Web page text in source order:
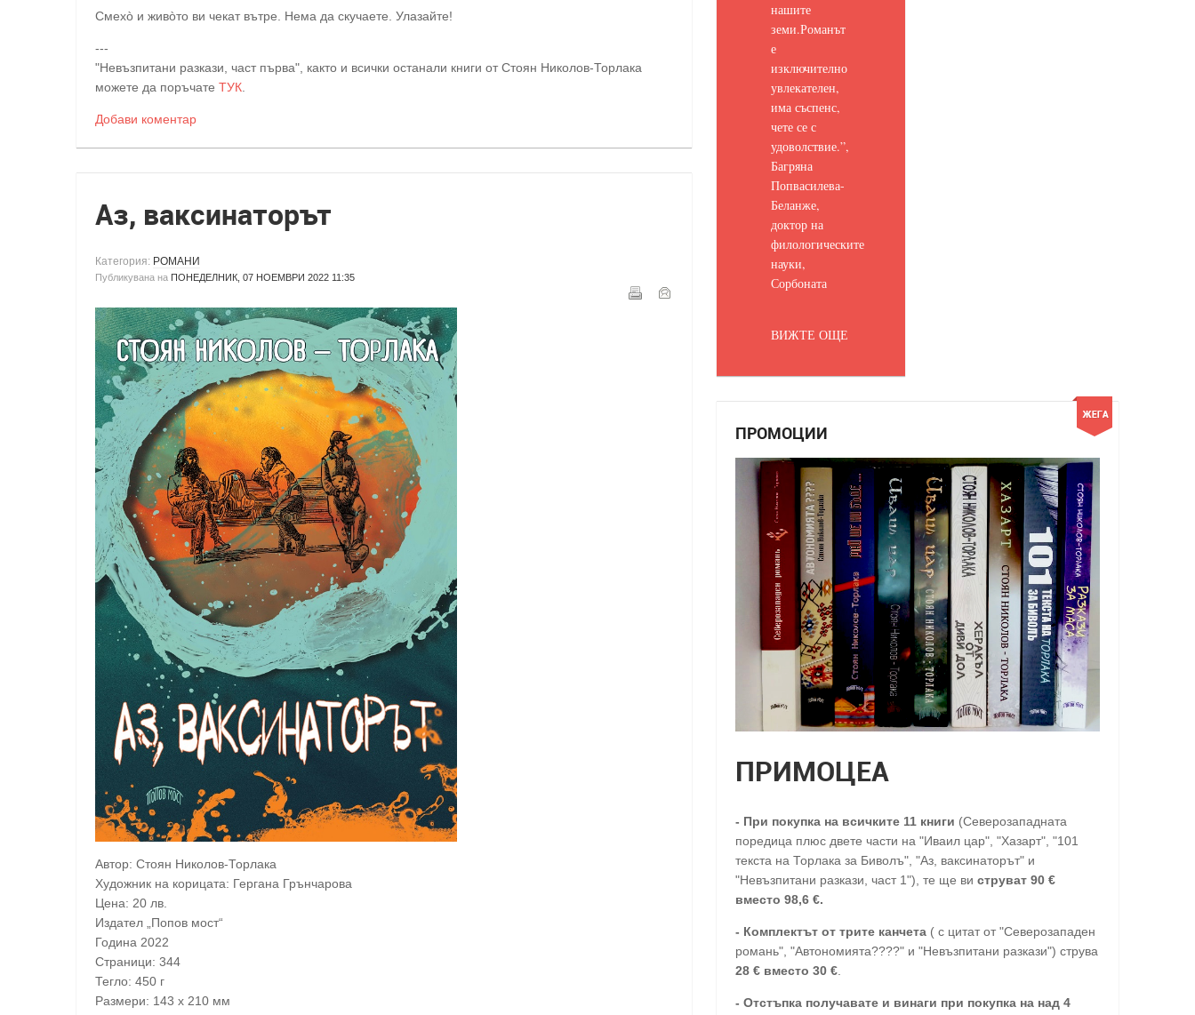
Смехò и живòтo ви чекат вътре. Нема да скучаете. Улазайте!
---
"Невъзпитани разкази, част първа", както и всички останали книги от Стоян Николов-Торлака
можете да поръчате ТУК
Добави коментар
Аз, ваксинаторът
Категория: РОМАНИ
Публикувана на ПОНЕДЕЛНИК, 07 НОЕМВРИ 2022 11:35
Автор: Стоян Николов-Торлака
Художник на корицата: Гергана Грънчарова
Цена: 20 лв.
Издател „Попов мост“
Година 2022
Страници: 344
Тегло: 450 г
Размери: 143 x 210 мм
нашите
земи.Романът
е
изключително
увлекателен,
има съспенс,
чете се с
удоволствие.”,
Багряна
Попвасилева-
Беланже,
доктор на
филологическите
науки,
Сорбоната
ВИЖТЕ ОЩЕ
ПРОМОЦИИ
ПРИМОЦЕА
- При покупка на всичките 11 книги (Северозападната
поредица плюс двете части на "Иваил цар", "Хазарт", "101
текста на Торлака за Биволъ", "Аз, ваксинаторът" и
"Невъзпитани разкази, част 1"), те ще ви струват 90 €
вместо 98,6 €.
- Комплектът от трите канчета ( с цитат от "Северозападен
романь", "Автономията????" и "Невъзпитани разкази") струва
28 € вместо 30 €
- Отстъпка получавате и винаги при покупка на над 4